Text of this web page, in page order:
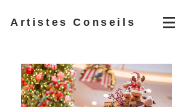
Artistes Conseils